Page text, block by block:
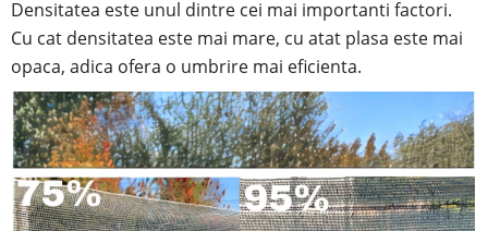
Densitatea este unul dintre cei mai importanti factori.
Cu cat densitatea este mai mare, cu atat plasa este mai
opaca, adica ofera o umbrire mai eficienta.